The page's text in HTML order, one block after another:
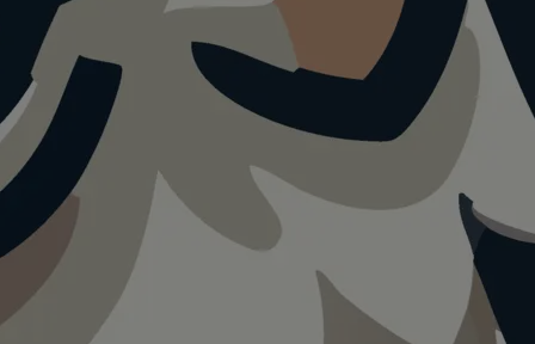
Visualisierung · KI
In App speichern